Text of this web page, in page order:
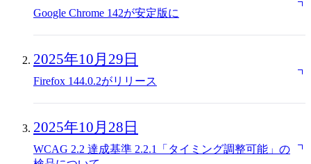
Google Chrome 142が安定版に
2025年10月29日
Firefox 144.0.2がリリース
2025年10月28日
WCAG 2.2 達成基準 2.2.1「タイミング調整可能」の